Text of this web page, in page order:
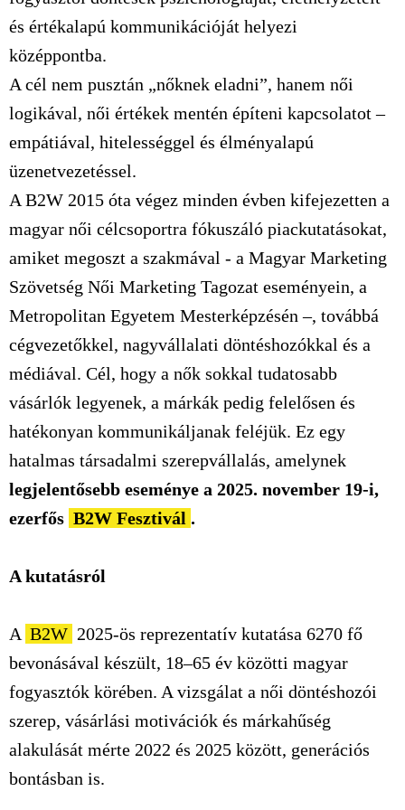
és értékalapú kommunikációját helyezi
középpontba.
A cél nem pusztán „nőknek eladni”, hanem női
logikával, női értékek mentén építeni kapcsolatot –
empátiával, hitelességgel és élményalapú
üzenetvezetéssel.
A B2W 2015 óta végez minden évben kifejezetten a
magyar női célcsoportra fókuszáló piackutatásokat,
amiket megoszt a szakmával - a Magyar Marketing
Szövetség Női Marketing Tagozat eseményein, a
Metropolitan Egyetem Mesterképzésén –, továbbá
cégvezetőkkel, nagyvállalati döntéshozókkal és a
médiával. Cél, hogy a nők sokkal tudatosabb
vásárlók legyenek, a márkák pedig felelősen és
hatékonyan kommunikáljanak feléjük. Ez egy
hatalmas társadalmi szerepvállalás, amelynek
legjelentősebb eseménye a 2025. november 19-i,
ezerfős B2W Fesztivál .
A kutatásról
A B2W 2025-ös reprezentatív kutatása 6270 fő
bevonásával készült, 18–65 év közötti magyar
fogyasztók körében. A vizsgálat a női döntéshozói
szerep, vásárlási motivációk és márkahűség
alakulását mérte 2022 és 2025 között, generációs
bontásban is.